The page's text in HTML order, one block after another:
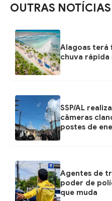
OUTRAS NOTÍCIAS
Alagoas terá
chuva
SSP/AL
câmeras
postes de
Agentes de
poder de
que muda